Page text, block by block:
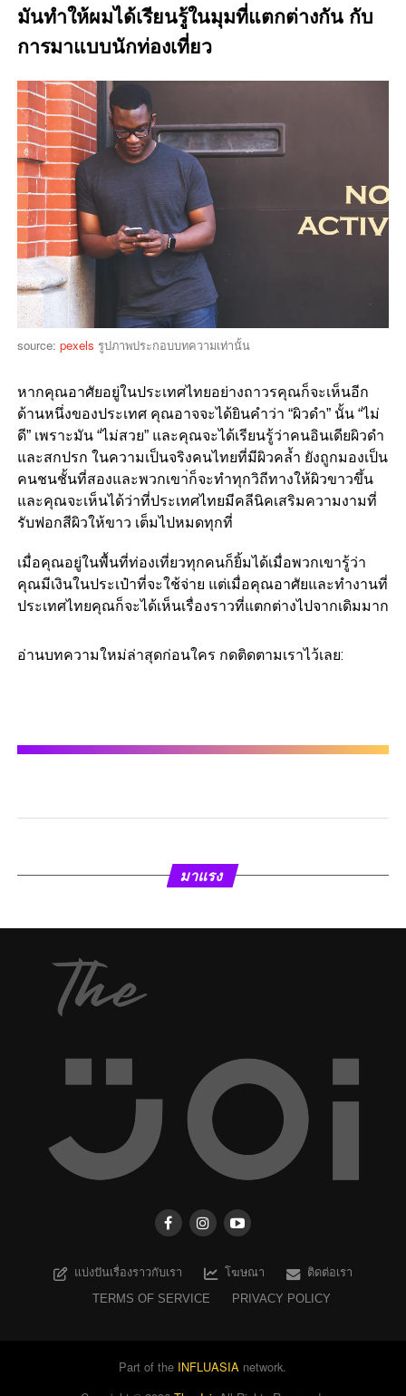
มันทำให้ผมได้เรียนรู้ในมุมที่แตกต่างกัน กับ
การมาแบบนักท่องเที่ยว
source: pexels รูปภาพประกอบบทความเท่านั้น
หากคุณอาศัยอยู่ในประเทศไทยอย่างถาวรคุณก็จะเห็นอีก
ด้านหนึ่งของประเทศ คุณอาจจะได้ยินคำว่า “ผิวดำ” นั้น “ไม่
ดี” เพราะมัน “ไม่สวย” และคุณจะได้เรียนรู้ว่าคนอินเดียผิวดำ
และสกปรก ในความเป็นจริงคนไทยที่มีผิวคล้ำ ยังถูกมองเป็น
คนชนชั้นที่สองและพวกเขา่ก็จะทำทุกวิถีทางให้ผิวขาวขึ้น
และคุณจะเห็นได้ว่าที่ประเทศไทยมีคลีนิคเสริมความงามที่
รับฟอกสีผิวให้ขาว เต็มไปหมดทุกที่
เมื่อคุณอยู่ในพื้นที่ท่องเที่ยวทุกคนก็ยิ้มได้เมื่อพวกเขารู้ว่า
คุณมีเงินในประเป๋าที่จะใช้จ่าย แต่เมื่อคุณอาศัยและทำงานที่
ประเทศไทยคุณก็จะได้เห็นเรื่องราวที่แตกต่างไปจากเดิมมาก
อ่านบทความใหม่ล่าสุดก่อนใคร กดติดตามเราไว้เลย:
มาแรง
แบ่งปันเรื่องราวกับเรา โฆษณา
ติดต่อเรา
TERMS OF SERVICE
PRIVACY POLICY
Part of the INFLUASIA network.